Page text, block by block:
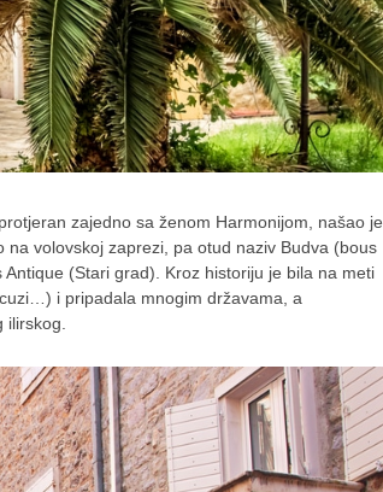
zajedno sa ženom Harmonijom, našao je
volovskoj zaprezi, pa otud naziv Budva (bous
(Stari grad). Kroz historiju je bila na meti
i pripadala mnogim državama, a